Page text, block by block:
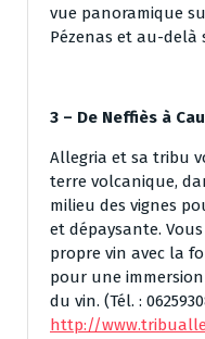
vue panoramique
Pézenas et au-delà
3 – De Neffiès à
Allegria et sa tribu
terre volcanique,
milieu des vignes
et dépaysante.
propre vin avec la
pour une
du vin. (Tél. :
http://